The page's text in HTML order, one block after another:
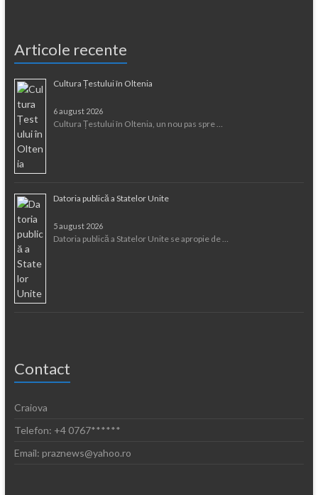
Articole recente
Cultura Țestului în Oltenia
6 august 2026
Cultura Țestului în Oltenia, un nou pas spre …
Datoria publică a Statelor Unite
5 august 2026
Datoria publică a Statelor Unite se apropie de …
Contact
Craiova
Telefon: +4 0767******
Email: praznews@yahoo.ro